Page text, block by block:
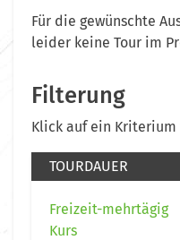
Für die gewünschte
leider keine Tour im
Filterung
Klick auf ein
TOURDAUER
Freizeit-mehrtägig
Kurs